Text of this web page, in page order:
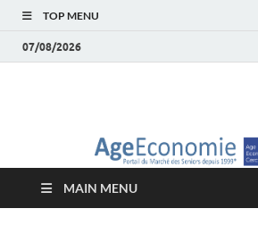
TOP MENU
07/08/2026
économie –
des Seniors
MAIN MENU